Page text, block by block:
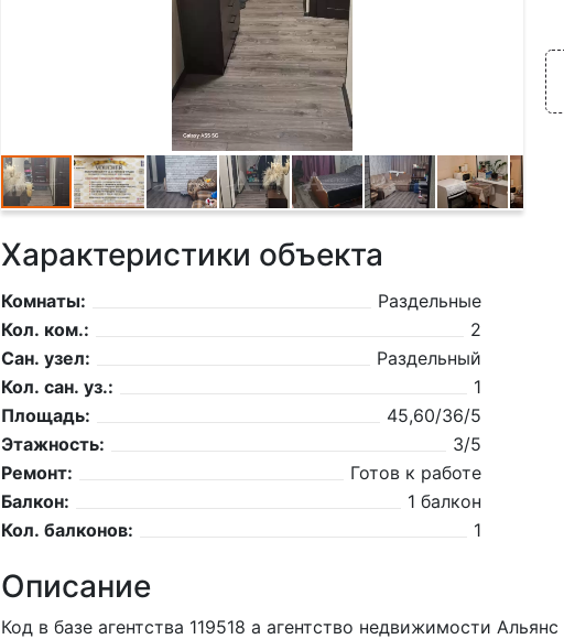
Характеристики объекта
Комнаты:
Раздельные
Кол. ком.:
2
Сан. узел:
Раздельный
Кол. сан. уз.:
1
Площадь:
45,60/36/5
Этажность:
3/5
Ремонт:
Готов к работе
Балкон:
1 балкон
Кол. балконов:
1
Описание
Код в базе агентства 119518 а агентство недвижимости